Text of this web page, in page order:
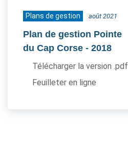
Plans de gestion août 2021
Plan de gestion Pointe
du Cap Corse - 2018
Télécharger la version .pdf
Feuilleter en ligne